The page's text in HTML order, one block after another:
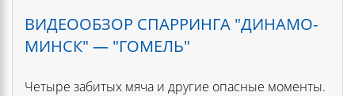
ВИДЕООБЗОР СПАРРИНГА "ДИНАМО-
МИНСК" — "ГОМЕЛЬ"
Четыре забитых мяча и другие опасные моменты.